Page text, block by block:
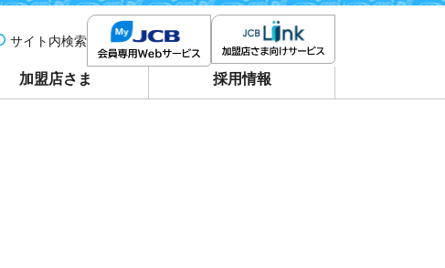
サイト内検索
加盟店さま 採用情報